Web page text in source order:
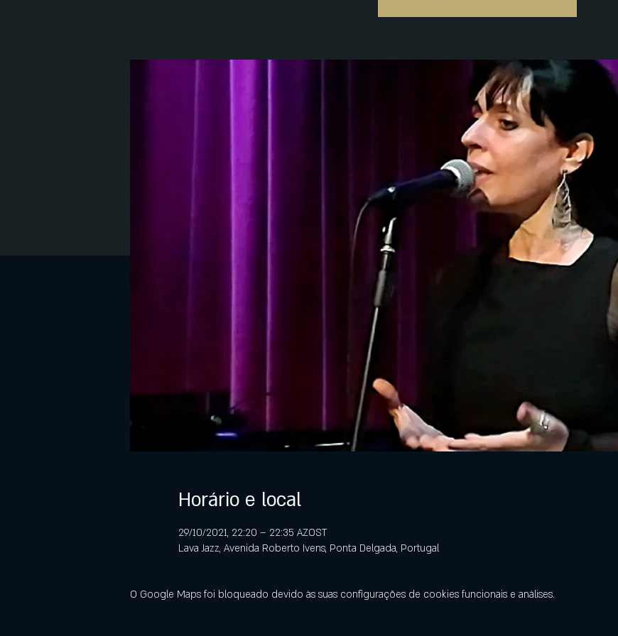
Horário e local
29/10/2021, 22:20 – 22:35 AZOST
Lava Jazz, Avenida Roberto Ivens, Ponta Delgada, Portugal
O Google Maps foi bloqueado devido às suas configurações de cookies funcionais e análises.